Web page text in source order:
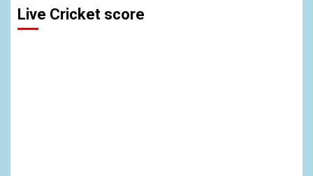
Live Cricket score